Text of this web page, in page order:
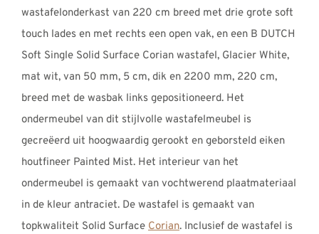
wastafelonderkast van 220 cm breed met drie grote soft
touch lades en met rechts een open vak, en een B DUTCH
Soft Single Solid Surface Corian wastafel, Glacier White,
mat wit, van 50 mm, 5 cm, dik en 2200 mm, 220 cm,
breed met de wasbak links gepositioneerd. Het
ondermeubel van dit stijlvolle wastafelmeubel is
gecreëerd uit hoogwaardig gerookt en geborsteld eiken
houtfineer Painted Mist. Het interieur van het
ondermeubel is gemaakt van vochtwerend plaatmateriaal
in de kleur antraciet. De wastafel is gemaakt van
topkwaliteit Solid Surface Corian. Inclusief de wastafel is